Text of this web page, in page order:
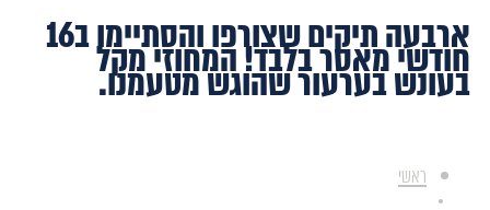
ארבעה תיקים שצורפו והסתיימו ב16 חודשי מאסר בלבד! המחוזי מקל
בעונש בערעור שהוגש מטעמנו.
ראשי